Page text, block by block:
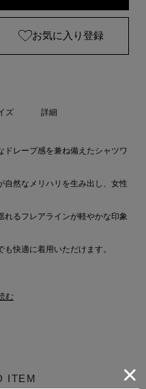
お気に入り登録
ズ 詳細
ドレープ感を兼ね備えたシャツワ
自然なメリハリを生み出し、女性
れるフレアラインが軽やかな印象
快適に着用いただけます。
む
ITEM